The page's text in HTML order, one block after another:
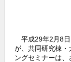
平成29年2月8日
が、共同研究棟・
ングセミナーは